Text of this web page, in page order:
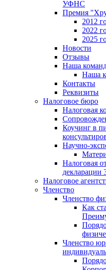
УФНС
Премия
2012
2022
2025
Новости
Отзывы
Наша
Наша
Контакты
Реквизиты
Налоговое бюро
Налоговая
Коучинг в
Научно-
Налоговая
Налоговое
Членство
Членство
Как
Членство